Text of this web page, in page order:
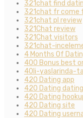
321chat find
321chat fr come
321chat pl review
321Chat review
321Chat visitors
321chat-
4 Months Of
400 Bonus best
40li-yaslarinda-
420 Dating app
420 Dating
420 Dating
420 Dating site
420 Dating